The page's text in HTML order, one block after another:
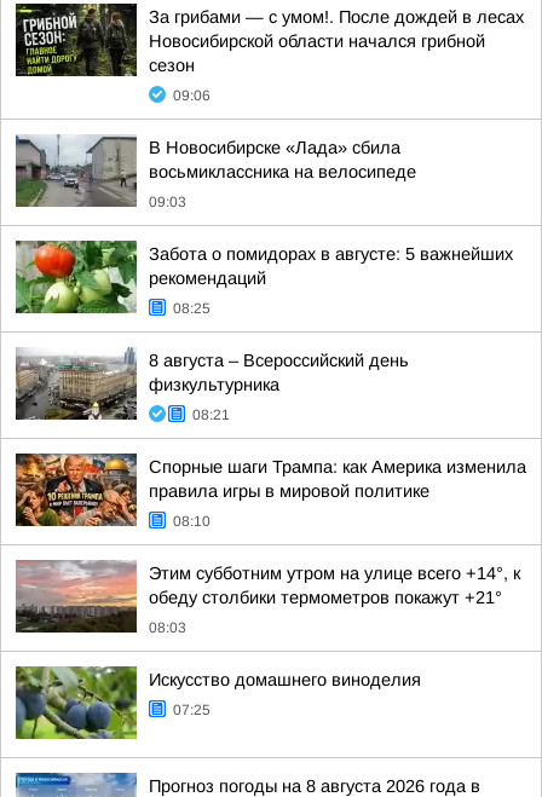
За грибами — с умом!. После дождей в лесах
Новосибирской области начался грибной
сезон
09:06
В Новосибирске «Лада» сбила
восьмиклассника на велосипеде
09:03
Забота о помидорах в августе: 5 важнейших
рекомендаций
08:25
8 августа – Всероссийский день
физкультурника
08:21
Спорные шаги Трампа: как Америка изменила
правила игры в мировой политике
08:10
Этим субботним утром на улице всего +14°, к
обеду столбики термометров покажут +21°
08:03
Искусство домашнего виноделия
07:25
Прогноз погоды на 8 августа 2026 года в